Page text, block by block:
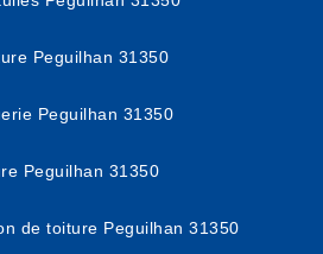
Peguilhan 31350
Peguilhan 31350
Peguilhan 31350
de toiture Peguilhan 31350